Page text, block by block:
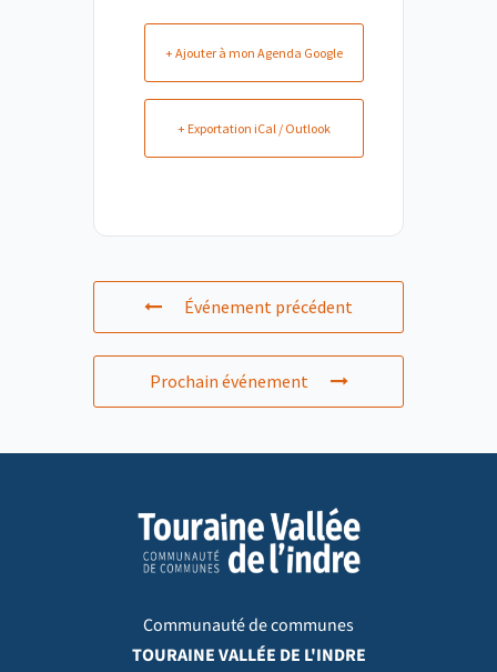
+ Ajouter à mon Agenda Google
+ Exportation iCal / Outlook
Événement précédent
Prochain événement
Communauté de communes
TOURAINE VALLÉE DE L'INDRE